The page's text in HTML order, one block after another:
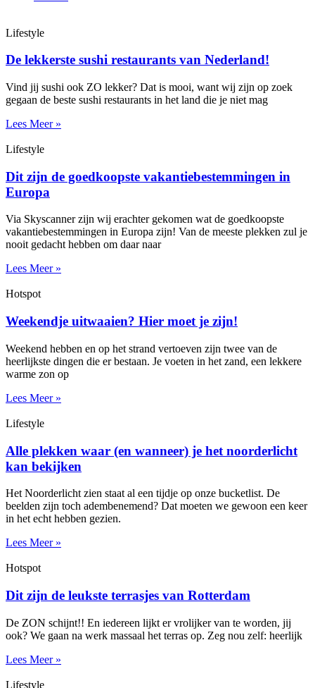
Lifestyle
De lekkerste sushi restaurants van Nederland!
Vind jij sushi ook ZO lekker? Dat is mooi, want wij zijn op zoek
gegaan de beste sushi restaurants in het land die je niet mag
Lees Meer »
Lifestyle
Dit zijn de goedkoopste vakantiebestemmingen in
Europa
Via Skyscanner zijn wij erachter gekomen wat de goedkoopste
vakantiebestemmingen in Europa zijn! Van de meeste plekken zul je
nooit gedacht hebben om daar naar
Lees Meer »
Hotspot
Weekendje uitwaaien? Hier moet je zijn!
Weekend hebben en op het strand vertoeven zijn twee van de
heerlijkste dingen die er bestaan. Je voeten in het zand, een lekkere
warme zon op
Lees Meer »
Lifestyle
Alle plekken waar (en wanneer) je het noorderlicht
kan bekijken
Het Noorderlicht zien staat al een tijdje op onze bucketlist. De
beelden zijn toch adembenemend? Dat moeten we gewoon een keer
in het echt hebben gezien.
Lees Meer »
Hotspot
Dit zijn de leukste terrasjes van Rotterdam
De ZON schijnt!! En iedereen lijkt er vrolijker van te worden, jij
ook? We gaan na werk massaal het terras op. Zeg nou zelf: heerlijk
Lees Meer »
Lifestyle